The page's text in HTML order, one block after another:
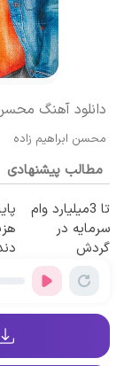
دانلود آهنگ محسن
محسن ابراهیم زاده
مطالب پیشنهادی
تا 3میلیارد وام
سرمایه در
گردش
فروشندگان =>
فروشگاهت رو